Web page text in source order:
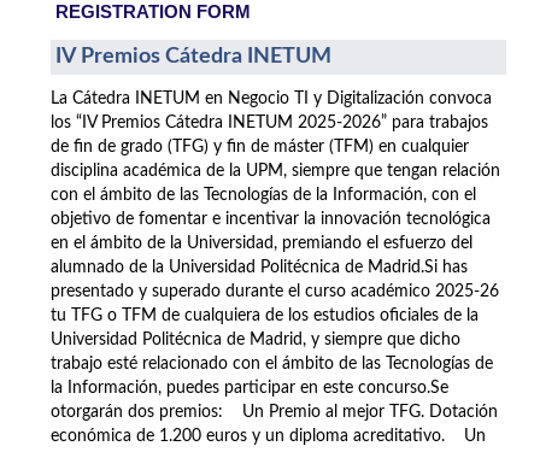
REGISTRATION FORM
IV Premios Cátedra INETUM
La Cátedra INETUM en Negocio TI y Digitalización convoca
los “IV Premios Cátedra INETUM 2025-2026” para trabajos
de fin de grado (TFG) y fin de máster (TFM) en cualquier
disciplina académica de la UPM, siempre que tengan relación
con el ámbito de las Tecnologías de la Información, con el
objetivo de fomentar e incentivar la innovación tecnológica
en el ámbito de la Universidad, premiando el esfuerzo del
alumnado de la Universidad Politécnica de Madrid.Si has
presentado y superado durante el curso académico 2025-26
tu TFG o TFM de cualquiera de los estudios oficiales de la
Universidad Politécnica de Madrid, y siempre que dicho
trabajo esté relacionado con el ámbito de las Tecnologías de
la Información, puedes participar en este concurso.Se
otorgarán dos premios: Un Premio al mejor TFG. Dotación
económica de 1.200 euros y un diploma acreditativo. Un